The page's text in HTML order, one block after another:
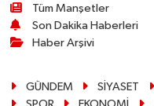
Tüm Manşetler
Son Dakika Haberleri
Haber Arşivi
GÜNDEM SİYASET